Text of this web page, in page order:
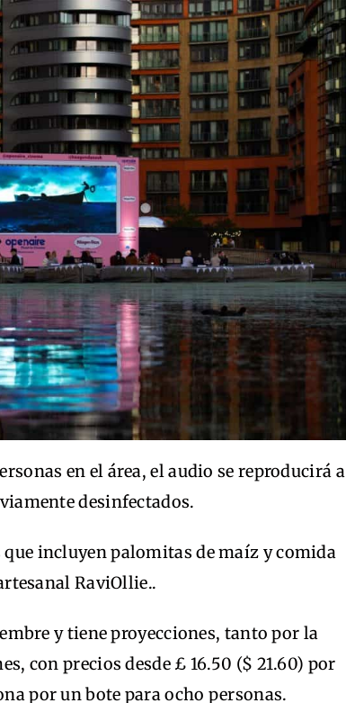
en el área, el audio se reproducirá a
desinfectados.
incluyen palomitas de maíz y comida
RaviOllie..
y tiene proyecciones, tanto por la
con precios desde £ 16.50 ($ 21.60) por
por un bote para ocho personas.